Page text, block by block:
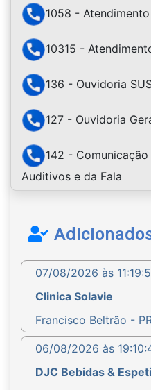
1058 -
10315 -
136 - Ouvidoria
127 - Ouvidoria
142 -
Auditivos e da Fala
07/08/2026 às
Clinica Solavie
Francisco Beltrão -
06/08/2026 às
DJC Bebidas &